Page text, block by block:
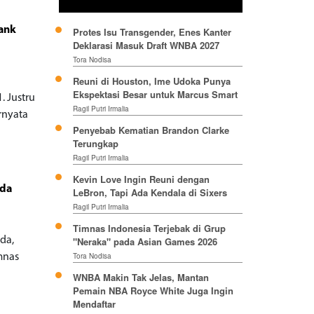
Justru
Protes Isu Transgender, Enes Kanter
Deklarasi Masuk Draft WNBA 2027
Tora Nodisa
Reuni di Houston, Ime Udoka Punya
Ekspektasi Besar untuk Marcus Smart
Ragil Putri Irmalia
Penyebab Kematian Brandon Clarke
Terungkap
Ragil Putri Irmalia
Kevin Love Ingin Reuni dengan
LeBron, Tapi Ada Kendala di Sixers
Ragil Putri Irmalia
Timnas Indonesia Terjebak di Grup
"Neraka" pada Asian Games 2026
Tora Nodisa
WNBA Makin Tak Jelas, Mantan
Pemain NBA Royce White Juga Ingin
Mendaftar